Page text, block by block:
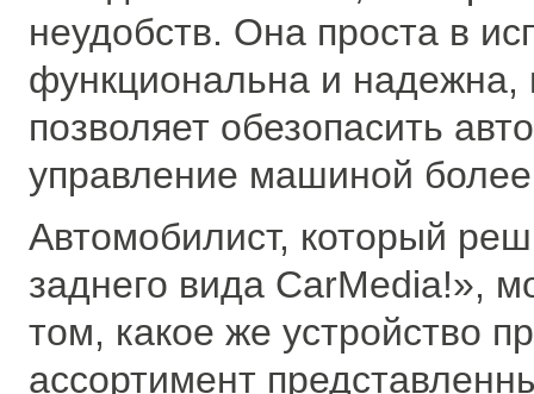
неудобств. Она проста в
функциональна и надежна,
позволяет обезопасить
управление машиной
Автомобилист, который
заднего вида CarMedia!»,
том, какое же устройство
ассортимент